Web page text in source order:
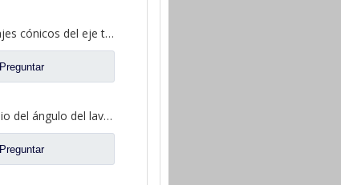
Par de engranajes cónicos del eje trasero 18/27 para piezas de repuesto de camiones Ankai & BENZ Axle Foton Auman HFF2402040/41CK1BZ
Preguntar
Engranaje medio del ángulo del lavabo del puente para los recambios 42104456 del camión de SAIC Hongyan
Preguntar